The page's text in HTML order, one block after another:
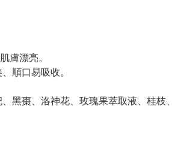
膚漂亮。
順口易吸收。
黑棗、洛神花、玫瑰果萃取液、桂枝